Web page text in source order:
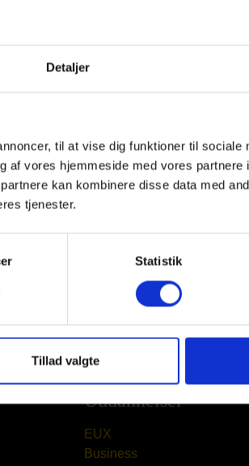
Detaljer
til at vise dig funktioner til sociale
af vores hjemmeside med vores partnere
kan kombinere disse data med
tjenester.
Statistik
Tillad valgte
Uddannelser
EUX
Business